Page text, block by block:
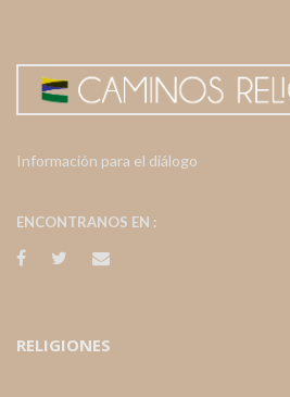
Información para el diálogo
ENCONTRANOS EN :
RELIGIONES